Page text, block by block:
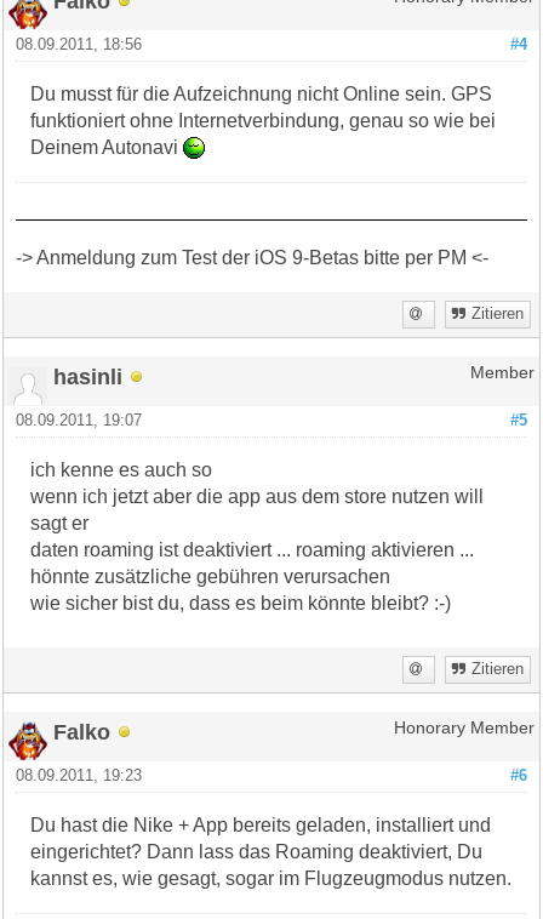
#4
08.09.2011, 18:56
Du musst für die Aufzeichnung nicht Online sein. GPS
funktioniert ohne Internetverbindung, genau so wie bei
Deinem Autonavi
-> Anmeldung zum Test der iOS 9-Betas bitte per PM <-
Zitieren
hasinli Member
#5
08.09.2011, 19:07
ich kenne es auch so
wenn ich jetzt aber die app aus dem store nutzen will
sagt er
daten roaming ist deaktiviert ... roaming aktivieren ...
hönnte zusätzliche gebühren verursachen
wie sicher bist du, dass es beim könnte bleibt? :-)
Zitieren
Falko Honorary Member
#6
08.09.2011, 19:23
Du hast die Nike + App bereits geladen, installiert und
eingerichtet? Dann lass das Roaming deaktiviert, Du
kannst es, wie gesagt, sogar im Flugzeugmodus nutzen.